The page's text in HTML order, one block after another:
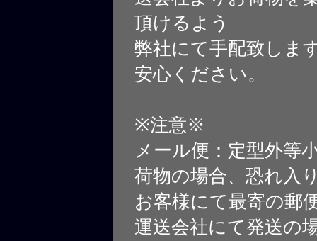
頂けるよう
弊社にて手配致しま
安心ください。
※注意※
メール便：定型外等
荷物の場合、恐れ入
お客様にて最寄の郵
運送会社にて発送の